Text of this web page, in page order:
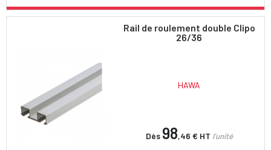
Rail de roulement double Clipo
26/36
HAWA
Dès 98,46 € HT l'unité